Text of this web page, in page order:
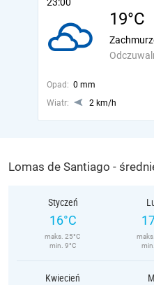
19°C
Opad: 0 mm
Wiatr:
2 km/h
Lomas de Santiago -
Styczeń
16°C
maks. 25°C
min. 9°C
Kwiecień